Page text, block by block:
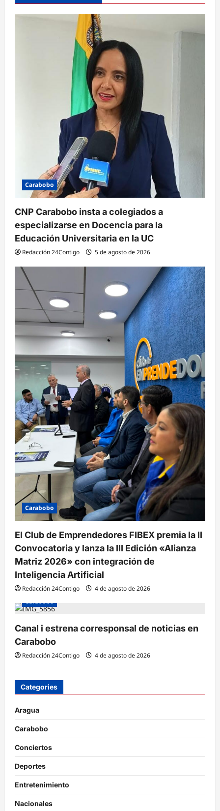
ó
Carabobo
CNP Carabobo insta a colegiados a
especializarse en Docencia para la
Educación Universitaria en la UC
Redacción 24Contigo 5 de agosto de 2026
Carabobo
El Club de Emprendedores FIBEX premia la II
Convocatoria y lanza la III Edición «Alianza
Matriz 2026» con integración de
Inteligencia Artificial
Redacción 24Contigo
4 de agosto de 2026
Carabobo
Canal i estrena corresponsal de noticias en
Carabobo
Redacción 24Contigo 4 de agosto de 2026
Categories
Aragua
Carabobo
Conciertos
Deportes
Entretenimiento
Nacionales